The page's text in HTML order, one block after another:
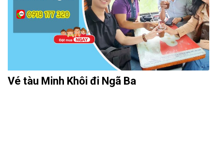
Vé tàu Minh Khôi đi Ngã Ba